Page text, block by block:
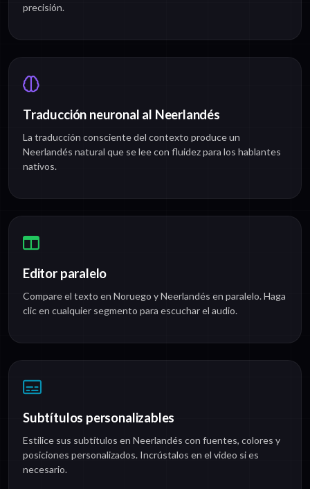
precisión.
Traducción neuronal al Neerlandés
La traducción consciente del contexto produce un
Neerlandés natural que se lee con fluidez para los hablantes
nativos.
Editor paralelo
Compare el texto en Noruego y Neerlandés en paralelo. Haga
clic en cualquier segmento para escuchar el audio.
Subtítulos personalizables
Estilice sus subtítulos en Neerlandés con fuentes, colores y
posiciones personalizados. Incrústalos en el video si es
necesario.